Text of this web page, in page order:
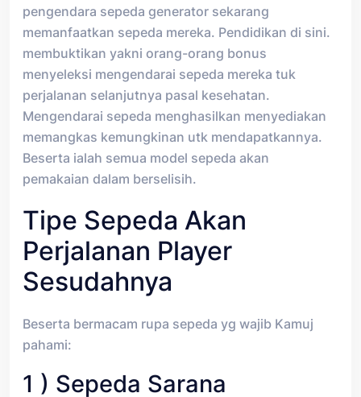
pengendara sepeda generator sekarang
memanfaatkan sepeda mereka. Pendidikan di sini.
membuktikan yakni orang-orang bonus
menyeleksi mengendarai sepeda mereka tuk
perjalanan selanjutnya pasal kesehatan.
Mengendarai sepeda menghasilkan menyediakan
memangkas kemungkinan utk mendapatkannya.
Beserta ialah semua model sepeda akan
pemakaian dalam berselisih.
Tipe Sepeda Akan
Perjalanan Player
Sesudahnya
Beserta bermacam rupa sepeda yg wajib Kamuj
pahami:
1 ) Sepeda Sarana